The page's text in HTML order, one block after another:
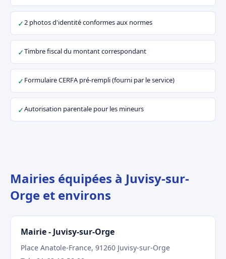
✓2 photos d'identité conformes aux normes
✓Timbre fiscal du montant correspondant
✓ Formulaire CERFA pré-rempli (fourni par le service)
✓Autorisation parentale pour les mineurs
Mairies équipées à Juvisy-sur-
Orge et environs
Mairie - Juvisy-sur-Orge
Place Anatole-France, 91260 Juvisy-sur-Orge